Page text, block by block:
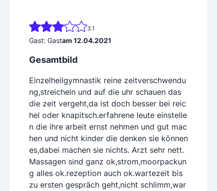
3.1
Gast: Gastam 12.04.2021
Gesamtbild
Einzelheilgymnastik reine zeitverschwendu
ng,streicheln und auf die uhr schauen das
die zeit vergeht,da ist doch besser bei reic
hel oder knapitsch.erfahrene leute einstelle
n die ihre arbeit ernst nehmen und gut mac
hen und nicht kinder die denken sie können
es,dabei machen sie nichts. Arzt sehr nett.
Massagen sind ganz ok,strom,moorpackun
g alles ok.rezeption auch ok.wartezeit bis
zu ersten gespräch geht,nicht schlimm,war